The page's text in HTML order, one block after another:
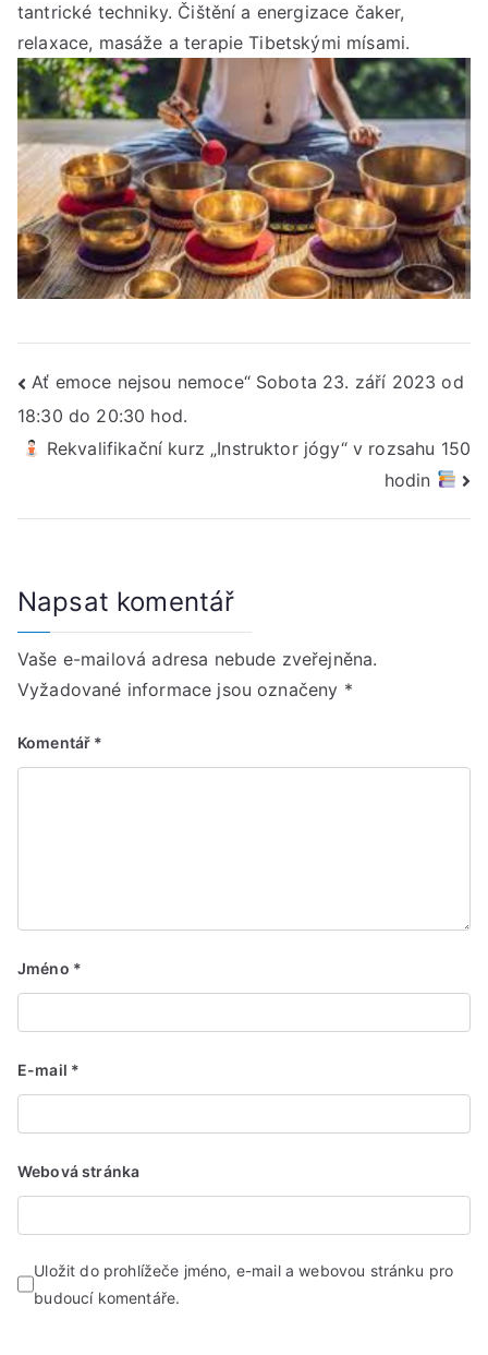
tantrické techniky. Čištění a energizace čaker,
relaxace, masáže a terapie Tibetskými mísami.
Navigace
pro
Ať emoce nejsou nemoce“ Sobota 23. září 2023 od
18:30 do 20:30 hod.
Rekvalifikační kurz „Instruktor jógy“ v rozsahu 150
hodin
Napsat komentář
Vaše e-mailová adresa nebude zveřejněna.
Vyžadované informace jsou označeny *
Komentář *
Jméno *
E-mail *
Webová stránka
Uložit do prohlížeče jméno, e-mail a webovou stránku pro
budoucí komentáře.